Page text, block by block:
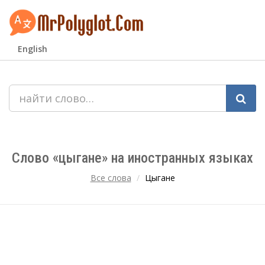
English
Слово «цыгане» на иностранных языках
Все слова Цыгане